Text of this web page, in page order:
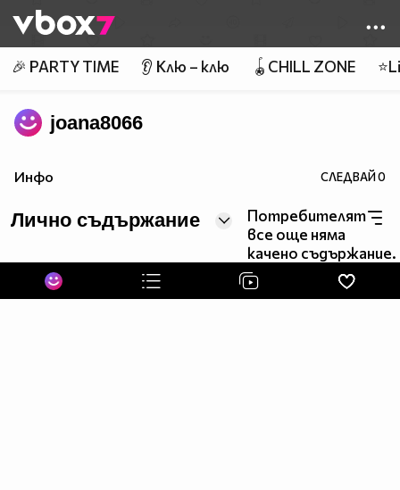
👾
🎉 PARTY TIME 👂 Клю – клю 🪀CHILL ZONE
joana8066
Инфо СЛЕДВАЙ0
Лично съдържание
Потребителят
все още няма
качено съдържание.